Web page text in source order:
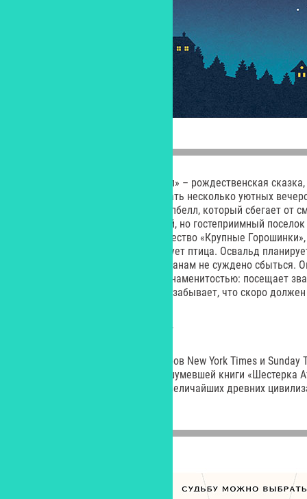
«Рождество и красный кардинал» – рождественская
Идеальная книга, чтобы скоротать несколько уютных
Главный герой – Освальд Т. Кэмпбелл, который сбегает от
сырого Чикаго на юг, в странный, но гостеприимный
действует эзотерическое сообщество «Крупные
на лодке, а в магазине хозяйствует птица. Освальд
жизни Рождество, вот только планам не суждено сбыться.
событий и становится местной знаменитостью: посещает
с бездомной девочкой и совсем забывает, что скоро
Оливи Блейк «Парадокс Атласа»
Оливи Блейк – автор бестселлеров New York Times и
долгожданное продолжение нашумевшей книги «Шестерка
загадочных хранителях знаний величайших древних